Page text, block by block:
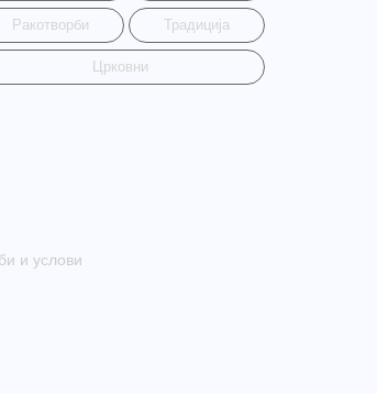
Ракотворби
Традиција
Црковни
и услови